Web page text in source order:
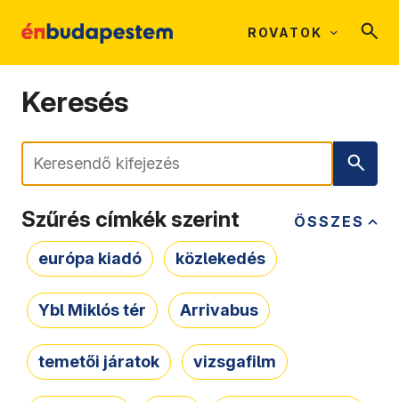
ROVATOK
Keresés
Keresés
ÖSSZES
Szűrés címkék szerint
európa kiadó közlekedés
Ybl Miklós tér Arrivabus
temetői járatok vizsgafilm